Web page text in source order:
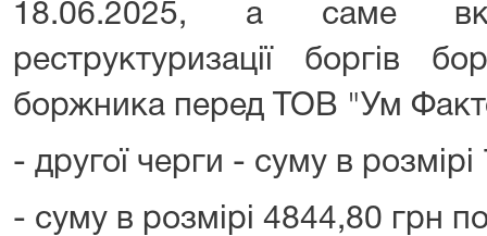
18.06.2025, а саме
реструктуризації боргів
боржника перед ТОВ "Ум
- другої черги - суму в
- суму в розмірі 4844,80 грн